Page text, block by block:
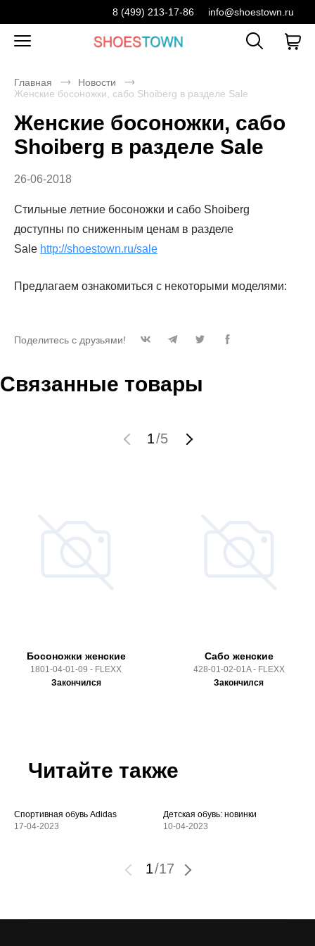
8 (499) 213-17-86 info@shoestown.ru
Главная
Новости
Женские босоножки, сабо Shoiberg в разделе Sale
Женские босоножки, сабо
Shoiberg в разделе Sale
26-06-2018
Стильные летние босоножки и сабо Shoiberg
доступны по сниженным ценам в разделе
Sale http://shoestown.ru/sale
Предлагаем ознакомиться с некоторыми моделями:
Поделитесь с друзьями!
Связанные товары
1/5
Босоножки женские
1801-04-01-09 - FLEXX
Закончился
Сабо женские
428-01-02-01A - FLEXX
Закончился
Читайте также
Спортивная обувь Adidas
17-04-2023
Детская обувь: новинки
10-04-2023
1/17